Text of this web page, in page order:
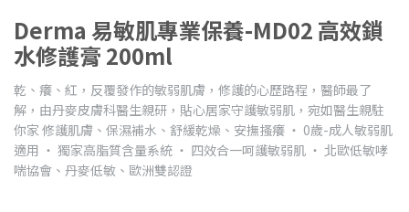
Derma 易敏肌專業保養-MD02 高效鎖
水修護膏 200ml
乾、癢、紅，反覆發作的敏弱肌膚，修護的心歷路程，醫師最了
解，由丹麥皮膚科醫生親研，貼心居家守護敏弱肌，宛如醫生親駐
你家 修護肌膚、保濕補水、舒緩乾燥、安撫搔癢 ・ 0歲-成人敏弱肌
適用 ・ 獨家高脂質含量系統 ・ 四效合一呵護敏弱肌 ・ 北歐低敏哮
喘協會、丹麥低敏、歐洲雙認證